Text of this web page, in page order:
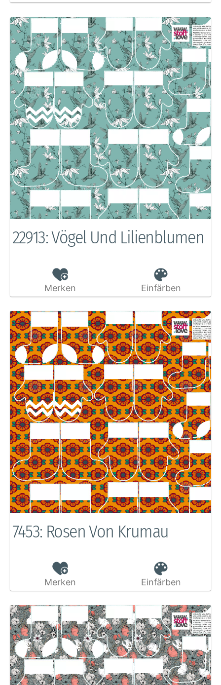
22913: Vögel Und Lilienblumen
Merken Einfärben
7453: Rosen Von Krumau
Merken Einfärben